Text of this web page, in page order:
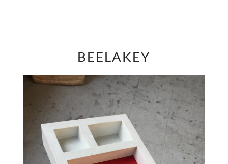
BEELAKEY